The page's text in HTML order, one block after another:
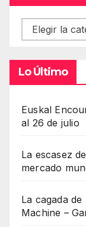
Contenidos
Lo Último
Euskal
al 26 de julio
La escasez
mercado
La cagada
Machine –